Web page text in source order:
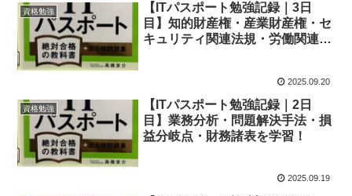
資格勉強
【ITパスポート勉強記録｜3日
目】知的財産権・産業財産権・セ
キュリティ関連法規・労働関連法
2025.09.20
資格勉強
【ITパスポート勉強記録｜2日
目】業務分析・問題解決手法・損
益分岐点・財務諸表を学習！
2025.09.19